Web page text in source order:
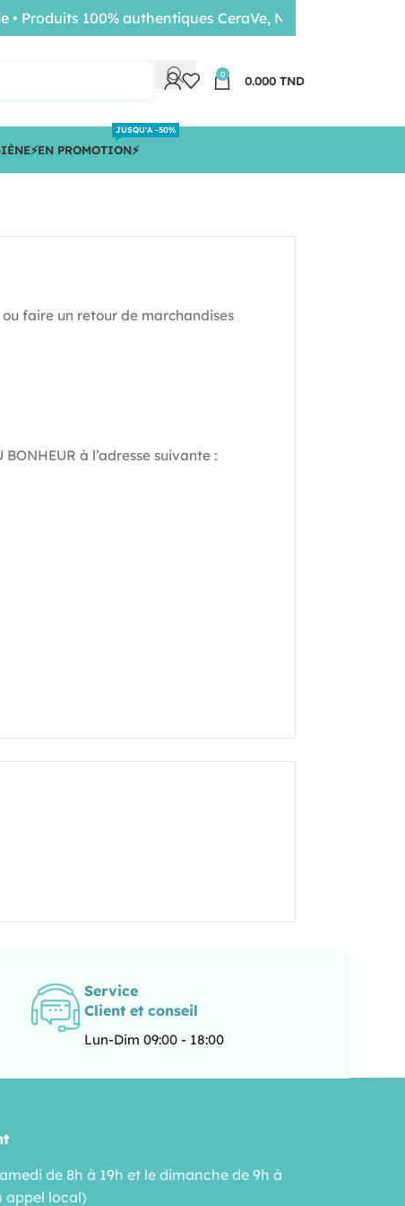
0 0.000 TND
⚡️EN PROMOTION⚡️
JUSQU'A -50%
faire un retour de marchandises
à l’adresse suivante :
Service
Client et conseil
Lun-Dim 09:00 - 18:00
de 8h à 19h et le dimanche de 9h à
appel local)
100% authentiques CeraVe, Nuxe, Bioderma •